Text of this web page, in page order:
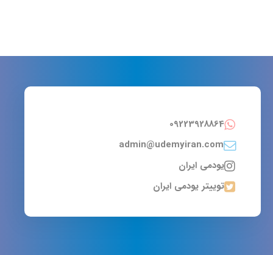
09223928864
admin@udemyiran.com
یودمی ایران
توییتر یودمی ایران